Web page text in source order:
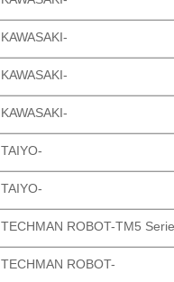
KAWASAKI-
KAWASAKI-
KAWASAKI-
TAIYO-
TAIYO-
TECHMAN ROBOT-TM5
TECHMAN ROBOT-